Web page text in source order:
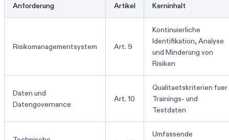
Anforderung Artikel Kerninhalt
Risikomanagementsystem Art. 9
Kontinuierliche
Identifikation, Analyse
und Minderung von
Risiken
Daten und
Datengovernance
Art. 10
Qualitaetskriterien fuer
Trainings- und
Testdaten
Umfassende